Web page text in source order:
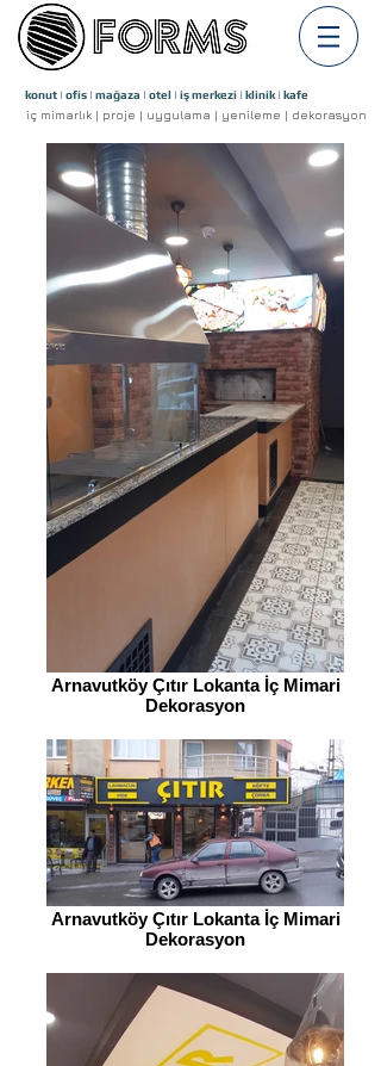
konut | ofis | mağaza | otel | iş merkezi | klinik | kafe
iç mimarlık | proje | uygulama | yenileme |
Arnavutköy Çıtır Lokanta İç Mimari
Dekorasyon
Arnavutköy Çıtır Lokanta İç Mimari
Dekorasyon